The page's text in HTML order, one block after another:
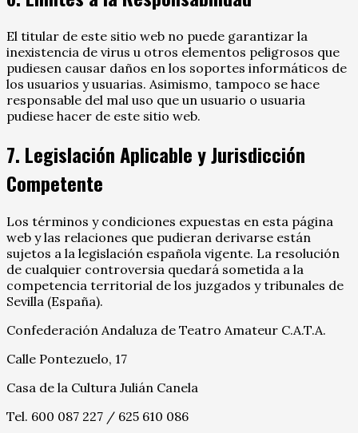
El titular de este sitio web no puede garantizar la
inexistencia de virus u otros elementos peligrosos que
pudiesen causar daños en los soportes informáticos de
los usuarios y usuarias. Asimismo, tampoco se hace
responsable del mal uso que un usuario o usuaria
pudiese hacer de este sitio web.
7. Legislación Aplicable y Jurisdicción
Competente
Los términos y condiciones expuestas en esta página
web y las relaciones que pudieran derivarse están
sujetos a la legislación española vigente. La resolución
de cualquier controversia quedará sometida a la
competencia territorial de los juzgados y tribunales de
Sevilla (España).
Confederación Andaluza de Teatro Amateur C.A.T.A.
Calle Pontezuelo, 17
Casa de la Cultura Julián Canela
Tel. 600 087 227 / 625 610 086